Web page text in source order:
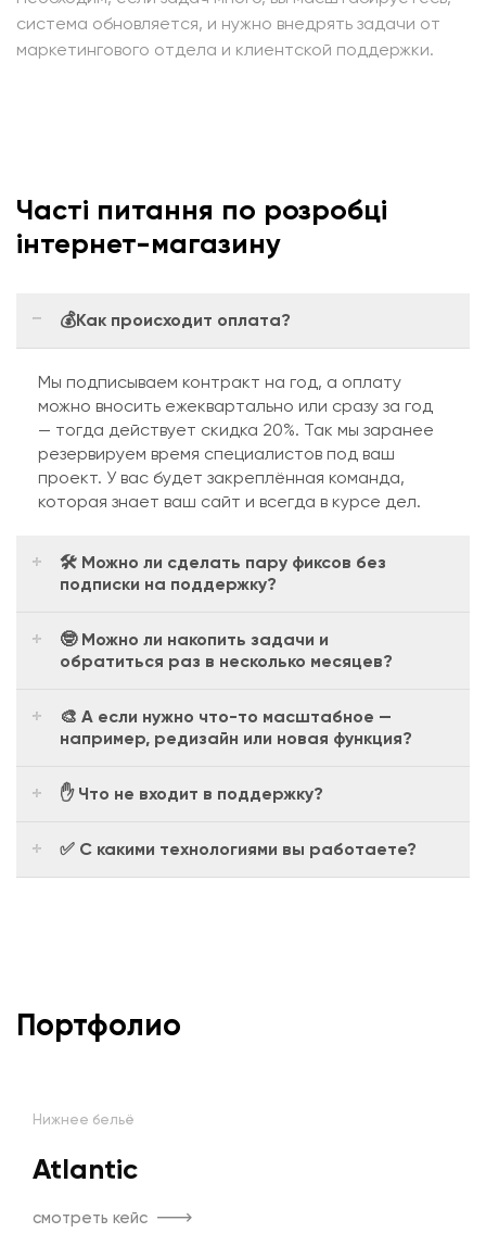
система обновляется, и нужно внедрять задачи от
маркетингового отдела и клиентской поддержки.
Часті питання по розробці
інтернет-магазину
💰Как происходит оплата?
Мы подписываем контракт на год, а оплату
можно вносить ежеквартально или сразу за год
— тогда действует скидка 20%. Так мы заранее
резервируем время специалистов под ваш
проект. У вас будет закреплённая команда,
которая знает ваш сайт и всегда в курсе дел.
🛠 Можно ли сделать пару фиксов без
подписки на поддержку?
🤓 Можно ли накопить задачи и
обратиться раз в несколько месяцев?
🎨 А если нужно что-то масштабное —
например, редизайн или новая функция?
✋ Что не входит в поддержку?
✅ С какими технологиями вы работаете?
Портфолио
Нижнее бельё
Atlantic
смотреть кейс